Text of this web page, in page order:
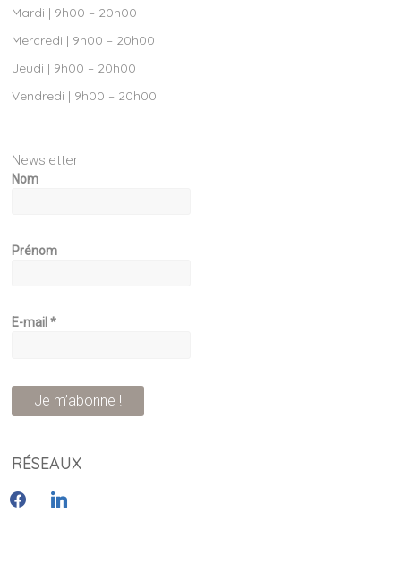
Mardi | 9h00 – 20h00
Mercredi | 9h00 – 20h00
Jeudi | 9h00 – 20h00
Vendredi | 9h00 – 20h00
Newsletter
Nom
Prénom
E-mail*
RÉSEAUX
facebooklinkedin